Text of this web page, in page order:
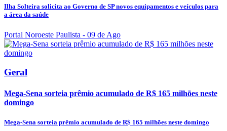
Ilha Solteira solicita ao Governo de SP novos equipamentos e veículos para
a área da saúde
Portal Noroeste Paulista - 09 de Ago
Geral
Mega-Sena sorteia prêmio acumulado de R$ 165 milhões neste
domingo
Mega-Sena sorteia prêmio acumulado de R$ 165 milhões neste domingo